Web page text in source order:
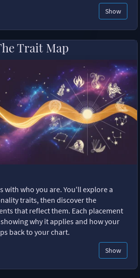
Show
Trait Map
with who you are. You'll explore a
traits, then discover the
that reflect them. Each placement
why it applies and how your
back to your chart.
Show